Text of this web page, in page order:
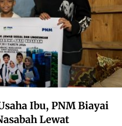
Ibu, PNM Biayai
Lewat